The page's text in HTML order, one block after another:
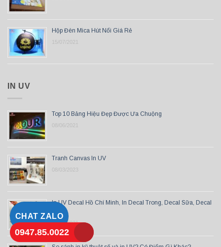
CHAT ZALO
0947.85.0022
Hộp Đèn Mica Hút Nổi Giá Rẻ
15/07/2021
IN UV
Top 10 Bảng Hiệu Đẹp Được Ưa Chuộng
08/06/2021
Tranh Canvas In UV
08/03/2023
In UV Decal Hồ Chí Minh, In Decal Trong, Decal Sữa, Decal
15/10/2021